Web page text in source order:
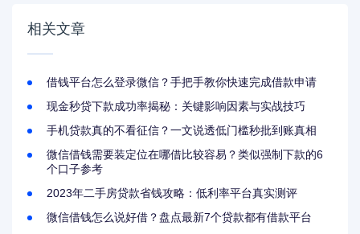
相关文章
借钱平台怎么登录微信？手把手教你快速完成借款申请
现金秒贷下款成功率揭秘：关键影响因素与实战技巧
手机贷款真的不看征信？一文说透低门槛秒批到账真相
微信借钱需要装定位在哪借比较容易？类似强制下款的6
个口子参考
2023年二手房贷款省钱攻略：低利率平台真实测评
微信借钱怎么说好借？盘点最新7个贷款都有借款平台